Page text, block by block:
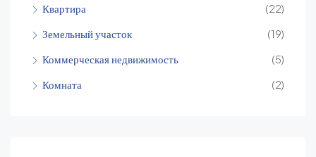
Квартира
(22)
Земельный участок
(19)
Коммерческая недвижимость
(5)
Комната
(2)